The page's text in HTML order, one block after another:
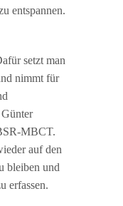
entspannen.
setzt man
nimmt für
MBCT.
auf den
bleiben und
erfassen.